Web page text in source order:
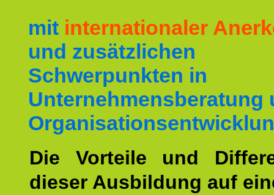
mit internationaler
und zusätzlichen
Schwerpunkten in
Unternehmensberatung
Die Vorteile und
dieser Ausbildung auf